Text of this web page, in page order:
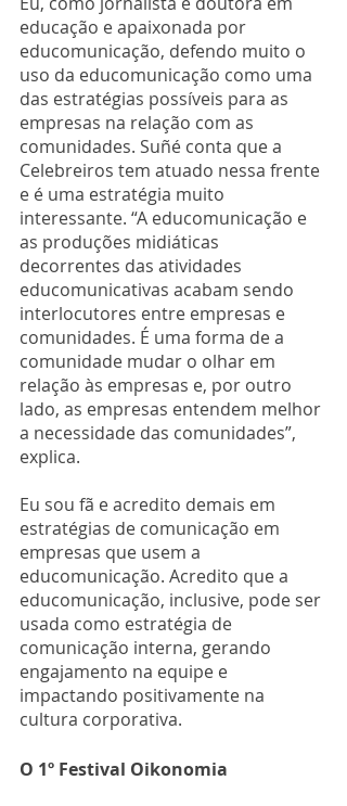
educação e apaixonada por
educomunicação, defendo muito o
uso da educomunicação como uma
das estratégias possíveis para as
empresas na relação com as
comunidades. Suñé conta que a
Celebreiros tem atuado nessa frente
e é uma estratégia muito
interessante. “A educomunicação e
as produções midiáticas
decorrentes das atividades
educomunicativas acabam sendo
interlocutores entre empresas e
comunidades. É uma forma de a
comunidade mudar o olhar em
relação às empresas e, por outro
lado, as empresas entendem melhor
a necessidade das comunidades”,
explica.
Eu sou fã e acredito demais em
estratégias de comunicação em
empresas que usem a
educomunicação. Acredito que a
educomunicação, inclusive, pode ser
usada como estratégia de
comunicação interna, gerando
engajamento na equipe e
impactando positivamente na
cultura corporativa.
O 1º Festival Oikonomia